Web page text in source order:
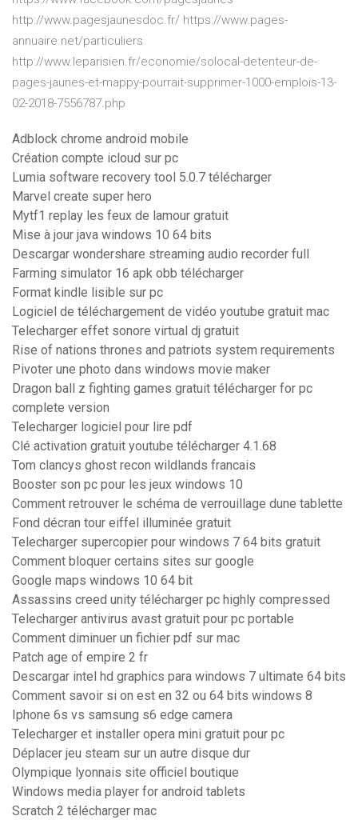
http://www.pagesjaunesdoc.fr/ https://www.pages-
annuaire.net/particuliers
http://www.leparisien.fr/economie/solocal-detenteur-de-
pages-jaunes-et-mappy-pourrait-supprimer-1000-emplois-13-
02-2018-7556787.php
Adblock chrome android mobile
Création compte icloud sur pc
Lumia software recovery tool 5.0.7 télécharger
Marvel create super hero
Mytf1 replay les feux de lamour gratuit
Mise à jour java windows 10 64 bits
Descargar wondershare streaming audio recorder full
Farming simulator 16 apk obb télécharger
Format kindle lisible sur pc
Logiciel de téléchargement de vidéo youtube gratuit mac
Telecharger effet sonore virtual dj gratuit
Rise of nations thrones and patriots system requirements
Pivoter une photo dans windows movie maker
Dragon ball z fighting games gratuit télécharger for pc
complete version
Telecharger logiciel pour lire pdf
Clé activation gratuit youtube télécharger 4.1.68
Tom clancys ghost recon wildlands francais
Booster son pc pour les jeux windows 10
Comment retrouver le schéma de verrouillage dune tablette
Fond décran tour eiffel illuminée gratuit
Telecharger supercopier pour windows 7 64 bits gratuit
Comment bloquer certains sites sur google
Google maps windows 10 64 bit
Assassins creed unity télécharger pc highly compressed
Telecharger antivirus avast gratuit pour pc portable
Comment diminuer un fichier pdf sur mac
Patch age of empire 2 fr
Descargar intel hd graphics para windows 7 ultimate 64 bits
Comment savoir si on est en 32 ou 64 bits windows 8
Iphone 6s vs samsung s6 edge camera
Telecharger et installer opera mini gratuit pour pc
Déplacer jeu steam sur un autre disque dur
Olympique lyonnais site officiel boutique
Windows media player for android tablets
Scratch 2 télécharger mac